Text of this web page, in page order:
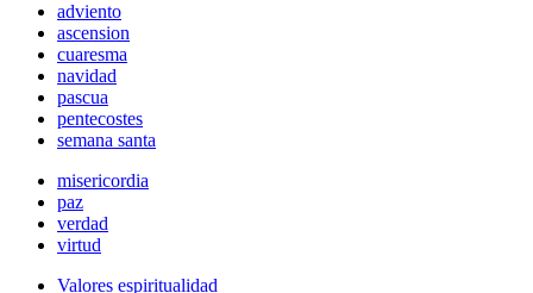
adviento
ascension
cuaresma
navidad
pascua
pentecostes
semana santa
misericordia
paz
verdad
virtud
Valores espiritualidad